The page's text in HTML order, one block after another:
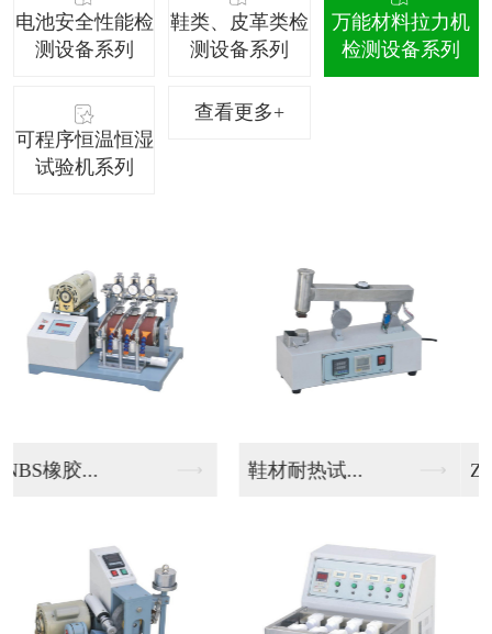
电池安全性能检
测设备系列
鞋类、皮革类检
测设备系列
万能材料拉力机
检测设备系列
可程序恒温恒湿
试验机系列
查看更多+
ZS-50... 电脑式万能...